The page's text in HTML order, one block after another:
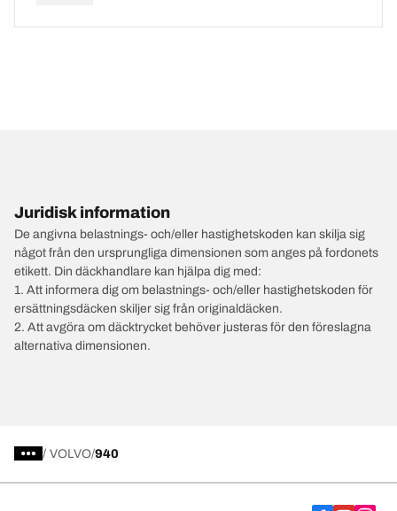
Juridisk information
De angivna belastnings- och/eller hastighetskoden kan skilja sig
något från den ursprungliga dimensionen som anges på fordonets
etikett. Din däckhandlare kan hjälpa dig med:
1. Att informera dig om belastnings- och/eller hastighetskoden för
ersättningsdäcken skiljer sig från originaldäcken.
2. Att avgöra om däcktrycket behöver justeras för den föreslagna
alternativa dimensionen.
/ VOLVO 940